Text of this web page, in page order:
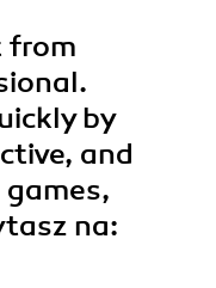
from
by
and
na: